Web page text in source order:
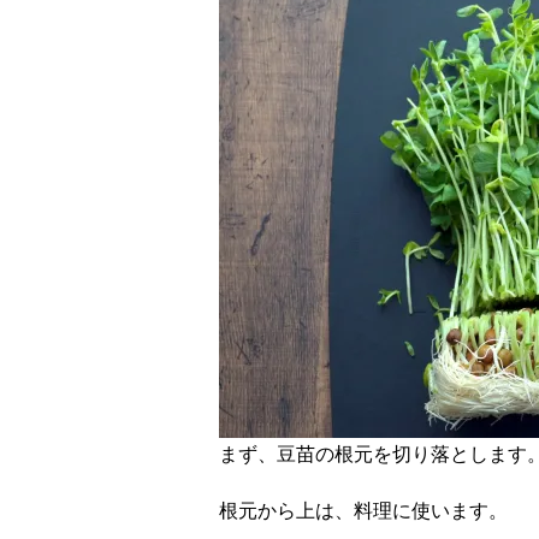
まず、豆苗の根元を切り落とします
根元から上は、料理に使います。